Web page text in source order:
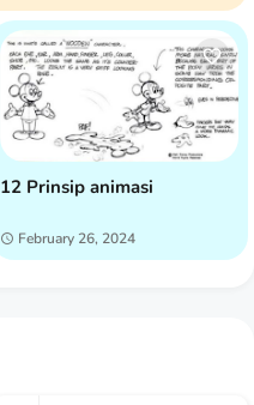
12 Prinsip animasi
February 26, 2024